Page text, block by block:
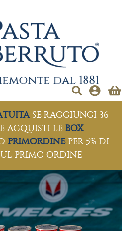
SE RAGGIUNGI 36
ACQUISTI LE BOX
PRIMORDINE PER 5% DI
PRIMO ORDINE